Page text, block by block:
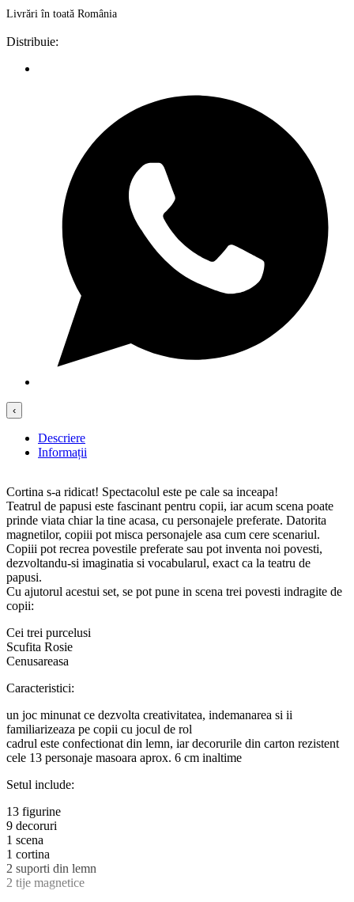
Livrări în toată România
Distribuie:
‹
Descriere
Informații
Cortina s-a ridicat! Spectacolul este pe cale sa inceapa!
Teatrul de papusi este fascinant pentru copii, iar acum scena poate
prinde viata chiar la tine acasa, cu personajele preferate. Datorita
magnetilor, copiii pot misca personajele asa cum cere scenariul.
Copiii pot recrea povestile preferate sau pot inventa noi povesti,
dezvoltandu-si imaginatia si vocabularul, exact ca la teatru de
papusi.
Cu ajutorul acestui set, se pot pune in scena trei povesti indragite de
copii:
Cei trei purcelusi
Scufita Rosie
Cenusareasa
Caracteristici:
un joc minunat ce dezvolta creativitatea, indemanarea si ii
familiarizeaza pe copii cu jocul de rol
cadrul este confectionat din lemn, iar decorurile din carton rezistent
cele 13 personaje masoara aprox. 6 cm inaltime
Setul include:
13 figurine
9 decoruri
1 scena
1 cortina
2 suporti din lemn
2 tije magnetice